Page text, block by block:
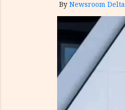
By Newsroom Delta